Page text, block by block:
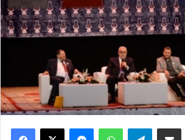
WhatsApp Telegram